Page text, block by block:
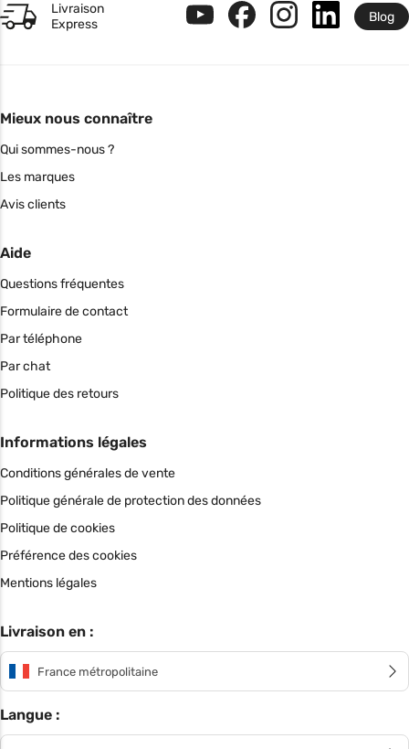
Livraison
Express
Blog
Mieux nous connaître
Qui sommes-nous ?
Les marques
Avis clients
Aide
Questions fréquentes
Formulaire de contact
Par téléphone
Par chat
Politique des retours
Informations légales
Conditions générales de vente
Politique générale de protection des données
Politique de cookies
Préférence des cookies
Mentions légales
Livraison en :
France métropolitaine
Langue :